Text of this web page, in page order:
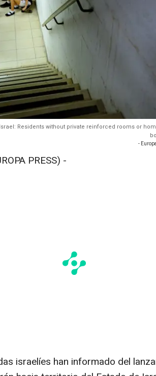
Residents without private reinforced rooms or
-
PRESS) -
israelíes han informado del